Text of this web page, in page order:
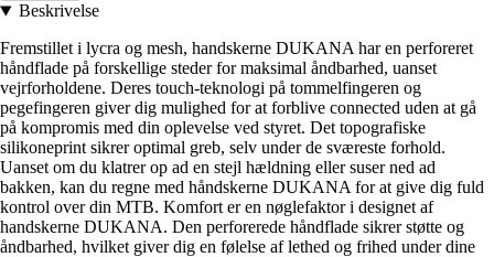
Beskrivelse
Fremstillet i lycra og mesh, handskerne DUKANA har en perforeret
håndflade på forskellige steder for maksimal åndbarhed, uanset
vejrforholdene. Deres touch-teknologi på tommelfingeren og
pegefingeren giver dig mulighed for at forblive connected uden at gå
på kompromis med din oplevelse ved styret. Det topografiske
silikoneprint sikrer optimal greb, selv under de sværeste forhold.
Uanset om du klatrer op ad en stejl hældning eller suser ned ad
bakken, kan du regne med håndskerne DUKANA for at give dig fuld
kontrol over din MTB. Komfort er en nøglefaktor i designet af
handskerne DUKANA. Den perforerede håndflade sikrer støtte og
åndbarhed, hvilket giver dig en følelse af lethed og frihed under dine